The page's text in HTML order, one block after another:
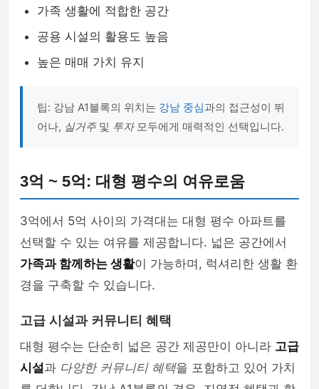
가족 생활에 적합한 공간
공용 시설의 활용도 높음
높은 매매 가치 유지
팁: 강남 A1블록의 위치는 강남 중심과의 접근성이 뛰
어나, 실거주및 투자모두에게 매력적인 선택입니다.
3억 ~ 5억: 대형 평수의 여유로움
3억에서 5억 사이의 가격대는 대형 평수 아파트를
선택할 수 있는 여유를 제공합니다. 넓은 공간에서
가족과 함께하는 생활이 가능하며, 럭셔리한 생활 환
경을 구축할 수 있습니다.
고급 시설과 커뮤니티 혜택
대형 평수는 단순히 넓은 공간 제공만이 아니라 고급
시설과 다양한 커뮤니티 혜택을 포함하고 있어 가치